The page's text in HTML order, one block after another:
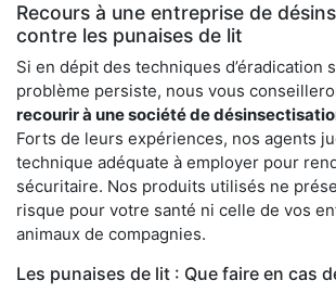
Recours à une entreprise de
contre les punaises de lit
Si en dépit des techniques d’éradication
problème persiste, nous vous
recourir à une société de
Forts de leurs expériences, nos agents
technique adéquate à employer pour
sécuritaire. Nos produits utilisés ne
risque pour votre santé ni celle de vos
animaux de compagnies.
Les punaises de lit : Que faire en cas